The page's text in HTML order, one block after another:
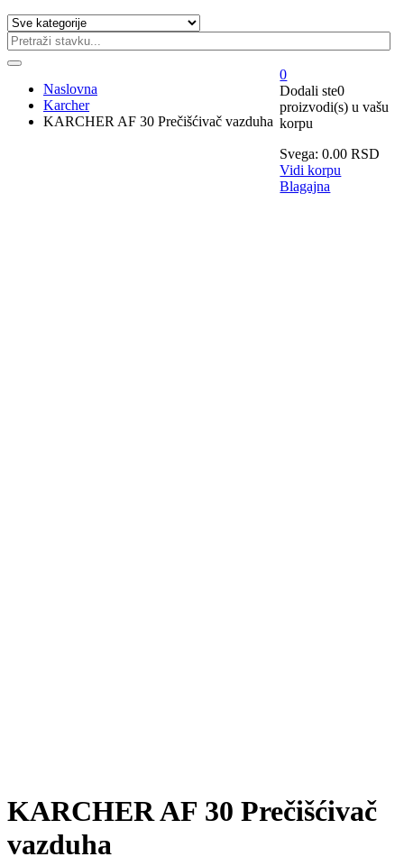
0
Dodali ste0
proizvodi(s) u vašu
korpu
Svega: 0.00RSD
Vidi korpu
Blagajna
Naslovna
Karcher
KARCHER AF 30 Prečišćivač vazduha
KARCHER AF 30 Prečišćivač
vazduha